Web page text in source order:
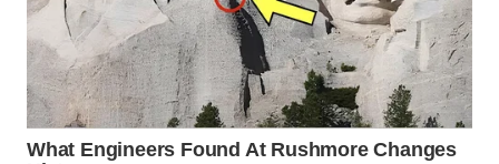
WN
MAJALENGKA
WN
SUBANG